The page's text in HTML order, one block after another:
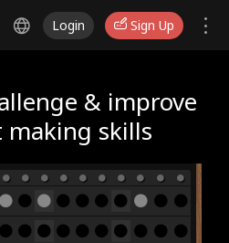
Login Sign Up
& improve
making skills